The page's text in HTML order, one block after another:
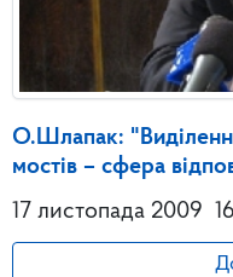
О.Шлапак:
мостів – сфера
17 листопада 2009